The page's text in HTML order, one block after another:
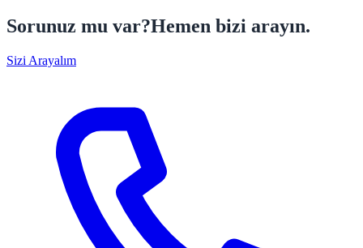
Sorunuz mu var?Hemen bizi arayın.
Sizi Arayalım